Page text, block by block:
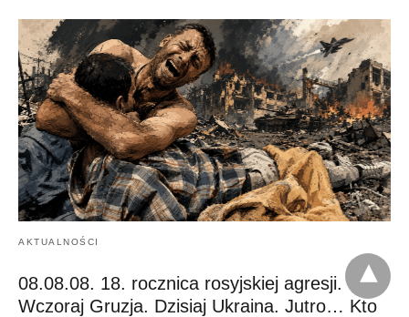
AKTUALNOŚCI
08.08.08. 18. rocznica rosyjskiej agresji.
Wczoraj Gruzja. Dzisiaj Ukraina. Jutro… Kto